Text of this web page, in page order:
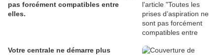
pas forcément compatibles entre
elles.
Votre centrale ne démarre plus